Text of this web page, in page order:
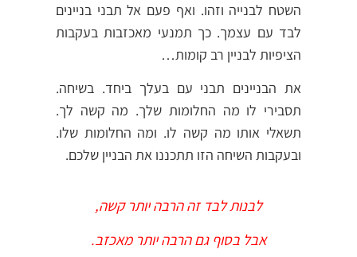
השטח לבנייה וזהו. ואף פעם אל תבני בניינים
לבד עם עצמך. כך תמנעי מאכזבות בעקבות
הציפיות לבניין רב קומות…
את הבניינים תבני עם בעלך ביחד. בשיחה.
תסבירי לו מה החלומות שלך. מה קשה לך.
תשאלי אותו מה קשה לו. ומה החלומות שלו.
ובעקבות השיחה הזו תתכננו את הבניין שלכם.
לבנות לבד זה הרבה יותר קשה,
אבל בסוף גם הרבה יותר מאכזב.